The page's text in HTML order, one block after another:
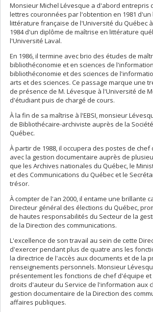
Monsieur Michel Lévesque a d'abord entrepris
lettres couronnées par l'obtention en 1981
littérature française de l'Université du Québec
1984 d'un diplôme de maîtrise en littérature
l'Université Laval.
En 1986, il termine avec brio des études de
bibliothéconomie et en sciences de
bibliothéconomie et des sciences de
arts et des sciences. Ce passage marque une
de présence de M. Lévesque à l'Université de
d'étudiant puis de chargé de cours.
À la fin de sa maîtrise à l'EBSI, monsieur
de Bibliothécaire-archiviste auprès de la
Québec.
À partir de 1988, il occupera des postes de chef
avec la gestion documentaire auprès de
que les Archives nationales du Québec, le
et des Communications du Québec et le
trésor.
À compter de l'an 2000, il entame une brillante
Directeur général des élections du Québec,
de hautes responsabilités du Secteur de la
de la Direction des communications.
L'excellence de son travail au sein de cette
d'exercer pendant plus de quatre ans les
la directrice de l'accès aux documents et de la
renseignements personnels. Monsieur
présentement les fonctions de chef d'équipe
droits d'auteur du Service de l'information aux
gestion documentaire de la Direction des
affaires publiques.